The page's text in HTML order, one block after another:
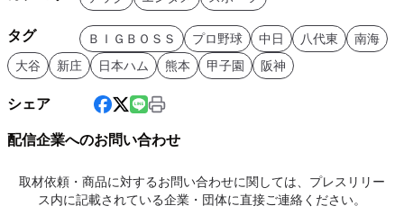
タグ ＢＩＧＢＯＳＳ プロ野球 中日 八代東
南海
大谷
新庄 日本ハム 熊本 甲子園 阪神
シェア
配信企業へのお問い合わせ
取材依頼・商品に対するお問い合わせに関しては、プレスリリー
ス内に記載されている企業・団体に直接ご連絡ください。